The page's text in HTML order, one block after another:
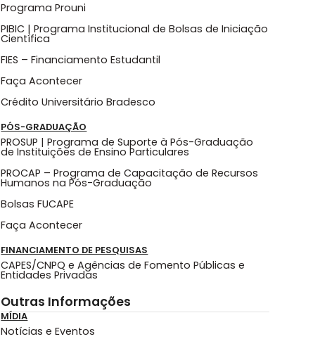
Programa Prouni
PIBIC | Programa Institucional de Bolsas de Iniciação
Científica
FIES – Financiamento Estudantil
Faça Acontecer
Crédito Universitário Bradesco
PÓS-GRADUAÇÃO
PROSUP | Programa de Suporte à Pós-Graduação
de Instituições de Ensino Particulares
PROCAP – Programa de Capacitação de Recursos
Humanos na Pós-Graduação
Bolsas FUCAPE
Faça Acontecer
FINANCIAMENTO DE PESQUISAS
CAPES/CNPQ e Agências de Fomento Públicas e
Entidades Privadas
Outras Informações
MÍDIA
Notícias e Eventos